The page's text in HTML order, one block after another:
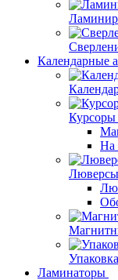
Календарные
Курсоры
На
Ламинаторы